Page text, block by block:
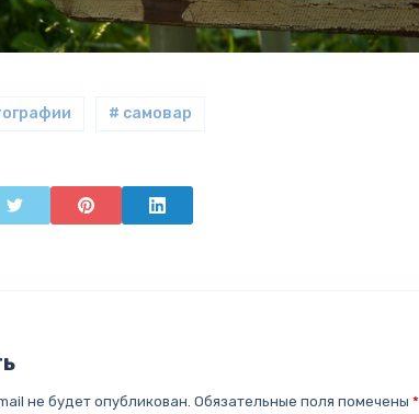
# самовар
не будет опубликован. Обязательные поля помечены *